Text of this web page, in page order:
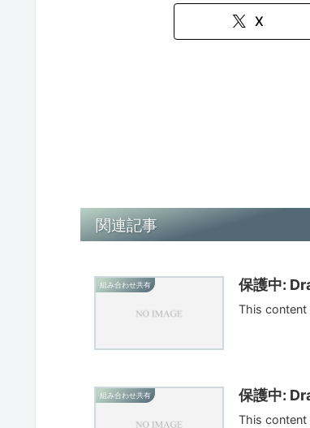
X
関連記事
組み合わせ共有 保護中:
This
組み合わせ共有 保護中:
This